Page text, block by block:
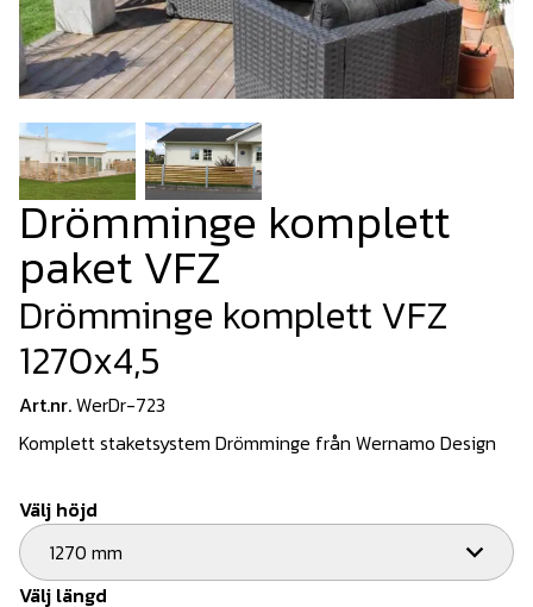
Drömminge komplett
paket VFZ
Drömminge komplett VFZ
1270x4,5
Art.nr.WerDr-723
Komplett staketsystem Drömminge från Wernamo Design
Välj höjd
1270 mm
Välj längd